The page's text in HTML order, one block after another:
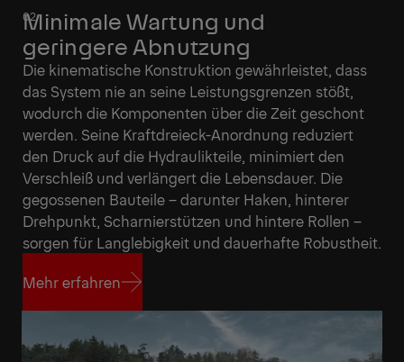
Minimale Wartung und
geringere Abnutzung
Die kinematische Konstruktion gewährleistet, dass
das System nie an seine Leistungsgrenzen stößt,
wodurch die Komponenten über die Zeit geschont
werden. Seine Kraftdreieck-Anordnung reduziert
den Druck auf die Hydraulikteile, minimiert den
Verschleiß und verlängert die Lebensdauer. Die
gegossenen Bauteile – darunter Haken, hinterer
Drehpunkt, Scharnierstützen und hintere Rollen –
sorgen für Langlebigkeit und dauerhafte Robustheit.
Mehr erfahren
Mehr erfahren